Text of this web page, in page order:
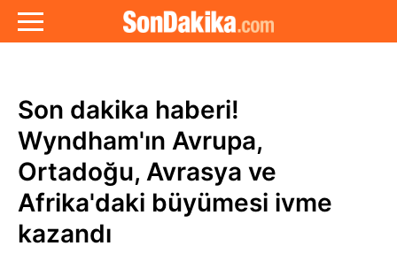
Son dakika haberi!
Wyndham'ın Avrupa,
Ortadoğu, Avrasya ve
Afrika'daki büyümesi ivme
kazandı